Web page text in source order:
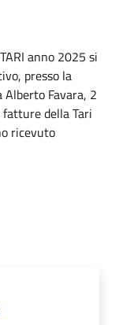
anno 2025 si
presso la
Alberto Favara, 2
della Tari
ricevuto